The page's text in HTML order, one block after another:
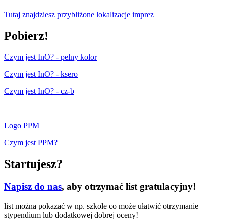
Tutaj znajdziesz przybliżone lokalizacje imprez
Pobierz!
Czym jest InO? - pełny kolor
Czym jest InO? - ksero
Czym jest InO? - cz-b
Logo PPM
Czym jest PPM?
Startujesz?
Napisz do nas, aby otrzymać list gratulacyjny!
list można pokazać w np. szkole co może ułatwić otrzymanie
stypendium lub dodatkowej dobrej oceny!